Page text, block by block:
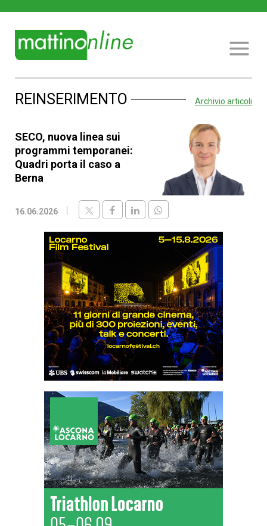
REINSERIMENTO Archivio articoli
SECO, nuova linea sui
programmi temporanei:
Quadri porta il caso a
Berna
16.06.2026